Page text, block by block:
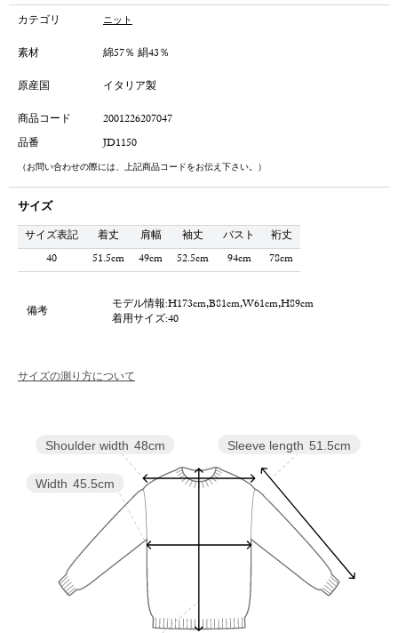
カテゴリ ニット
素材
綿57％ 絹43％
原産国
イタリア製
商品コード
2001226207047
品番
JD1150
（お問い合わせの際には、上記商品コードをお伝え下さい。）
サイズ
サイズ表記 着丈 肩幅 袖丈 バスト
裄丈
40
51.5cm 49cm 52.5cm 94cm 78cm
備考
モデル情報:H173cm,B81cm,W61cm,H89cm
着用サイズ:40
サイズの測り方について
Sleeve length 51.5cm
Width 45.5cm
Shoulder width 48cm